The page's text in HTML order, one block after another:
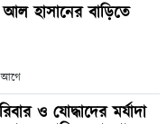
হাসানের বাড়িতে
আগে
ও যোদ্ধাদের মর্যাদা